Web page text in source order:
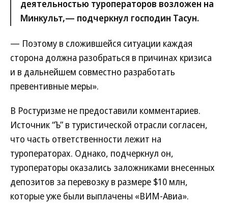
деятельностью туроператоров возложен на
Минкульт,— подчеркнул господин Тасун.
— Поэтому в сложившейся ситуации каждая
сторона должна разобраться в причинах кризиса
и в дальнейшем совместно разработать
превентивные меры».
В Ростуризме не предоставили комментариев.
Источник “Ъ” в туристической отрасли согласен,
что часть ответственности лежит на
туроператорах. Однако, подчеркнул он,
туроператоры оказались заложниками внесенных
депозитов за перевозку в размере $10 млн,
которые уже были выплачены «ВИМ-Авиа».